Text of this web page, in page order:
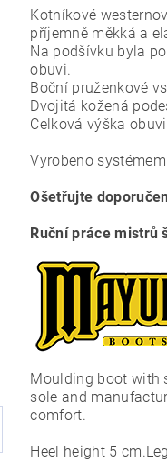
Kotníkové
příjemně měkká a
Na podšívku byla
obuvi.
Boční pruženkové
Dvojitá kožená
Celková výška
Vyrobeno
Ošetřujte
Ruční práce mistrů
Moulding boot with
sole and
comfort.
Heel height 5